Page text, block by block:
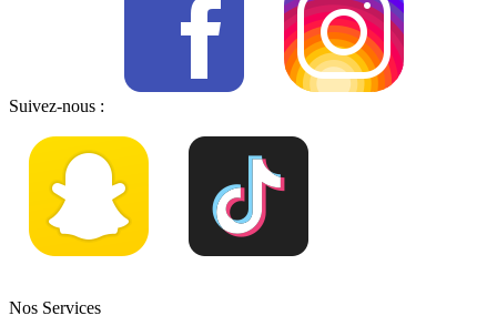
Suivez-nous :
Nos Services